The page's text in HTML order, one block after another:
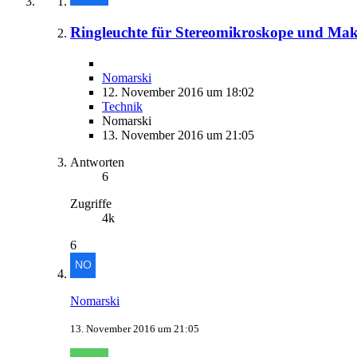
Ringleuchte für Stereomikroskope und
Nomarski
12. November 2016 um 18:02
Technik
Nomarski
13. November 2016 um 21:05
Antworten
6
Zugriffe
4k
6
Nomarski
13. November 2016 um 21:05